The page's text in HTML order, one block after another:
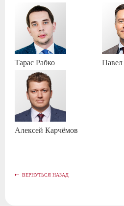
ТарасРабко Павел
Алексей Карчёмов
ВЕРНУТЬСЯ НАЗАД